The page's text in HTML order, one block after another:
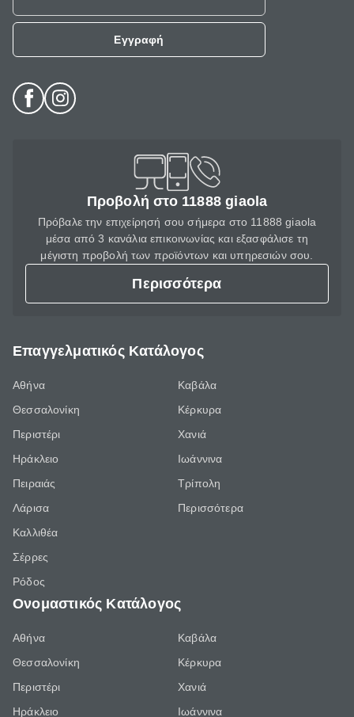
Εγγραφή
Προβολή στο 11888 giaola
Πρόβαλε την επιχείρησή σου σήμερα στο 11888 giaola
μέσα από 3 κανάλια επικοινωνίας και εξασφάλισε τη
μέγιστη προβολή των προϊόντων και υπηρεσιών σου.
Περισσότερα
Επαγγελματικός Κατάλογος
Αθήνα
Θεσσαλονίκη
Περιστέρι
Ηράκλειο
Πειραιάς
Λάρισα
Καλλιθέα
Σέρρες
Ρόδος
Καβάλα
Κέρκυρα
Χανιά
Ιωάννινα
Τρίπολη
Περισσότερα
Ονομαστικός Κατάλογος
Αθήνα
Θεσσαλονίκη
Περιστέρι
Ηράκλειο
Καβάλα
Κέρκυρα
Χανιά
Ιωάννινα